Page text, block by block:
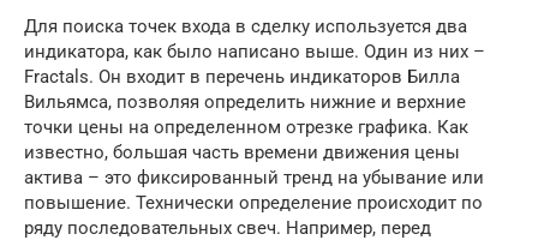
Для поиска точек входа в сделку используется два
индикатора, как было написано выше. Один из них –
Fractals. Он входит в перечень индикаторов Билла
Вильямса, позволяя определить нижние и верхние
точки цены на определенном отрезке графика. Как
известно, большая часть времени движения цены
актива – это фиксированный тренд на убывание или
повышение. Технически определение происходит по
ряду последовательных свеч. Например, перед